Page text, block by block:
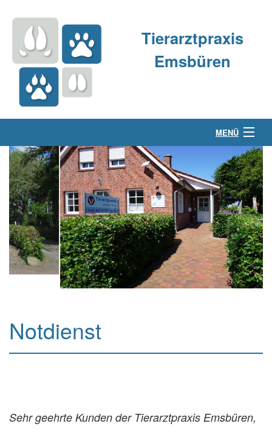
Tierarztpraxis
Emsbüren
MENÜ
Über uns
Kleintierpraxis
Großtierpraxis
Kontakt & Anfahrt
Notdienst
Sehr geehrte Kunden der Tierarztpraxis Emsbüren,